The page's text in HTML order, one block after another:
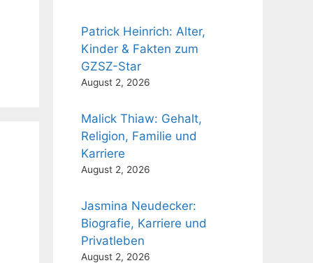
Patrick Heinrich: Alter,
Kinder & Fakten zum
GZSZ-Star
August 2, 2026
Malick Thiaw: Gehalt,
Religion, Familie und
Karriere
August 2, 2026
Jasmina Neudecker:
Biografie, Karriere und
Privatleben
August 2, 2026